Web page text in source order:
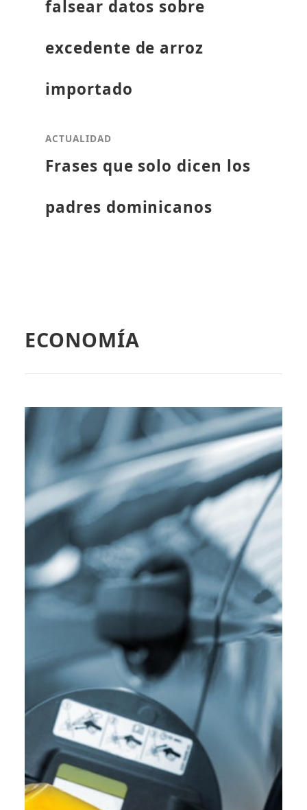
falsear datos sobre
excedente de arroz
importado
ACTUALIDAD
Frases que solo dicen los
padres dominicanos
ECONOMÍA